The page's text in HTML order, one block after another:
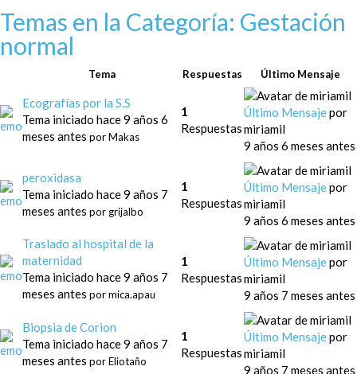
Temas en la Categoría: Gestación
normal
Tema Respuestas Último Mensaje
Ecografías por la S.S
Tema iniciado hace 9 años 6
meses antes porMakas
1
Respuestas
Último Mensajepor
miriamil
9 años 6 meses antes
peroxidasa
Tema iniciado hace 9 años 7
meses antes por grijalbo
1
Respuestas
Último Mensajepor
miriamil
9 años 6 meses antes
Traslado al hospital de la
maternidad
Tema iniciado hace 9 años 7
meses antes pormica.apau
1
Respuestas
Último Mensajepor
miriamil
9 años 7 meses antes
Biopsia de Corion
Tema iniciado hace 9 años 7
meses antes porEliotaño
1
Respuestas
Último Mensajepor
miriamil
9 años 7 meses antes